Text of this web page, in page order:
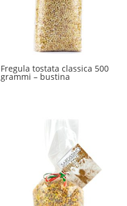
Fregula tostata classica 500
grammi – bustina